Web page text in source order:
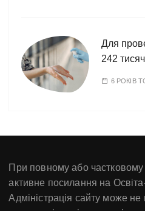
Для
242
6 РОКІВ
При повному або частковому
активне посилання на
Адміністрація сайту може не